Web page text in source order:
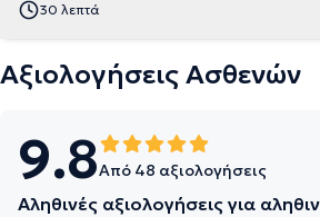
30 λεπτά
Αξιολογήσεις Ασθενών
9.8Από 48 αξιολογήσεις
Αληθινές αξιολογήσεις για